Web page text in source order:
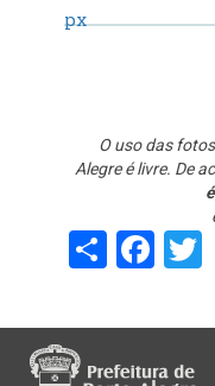
px
O uso das
Alegre é livre. De
Share